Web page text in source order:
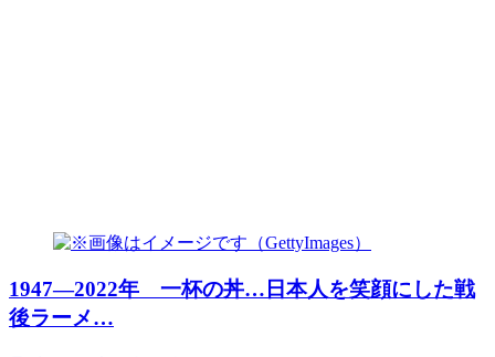
1947―2022年 一杯の丼…日本人を笑顔にした戦
後ラーメ…